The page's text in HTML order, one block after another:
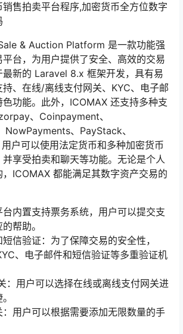
售拍卖平台程序,加密货币全方位数字
& Auction Platform 是一款功能强
台，为用户提供了安全、高效的交易
最新的 Laravel 8.x 框架开发，具有易
、在线/离线支付网关、KYC、电子邮
功能。此外，ICOMAX 还支持多种支
、Coinpayment、
、PayStack、
户可以使用法定货币和多种加密货币
享受拍卖和聊天等功能。无论是个人
ICOMAX 都能满足其数字资产交易的
内置支持票务系统，用户可以提交支
帮助。
信验证：为了保障交易的安全性，
、电子邮件和短信验证等多重验证机
：用户可以选择在线或离线支付网关进
用户可以根据需要添加无限数量的手